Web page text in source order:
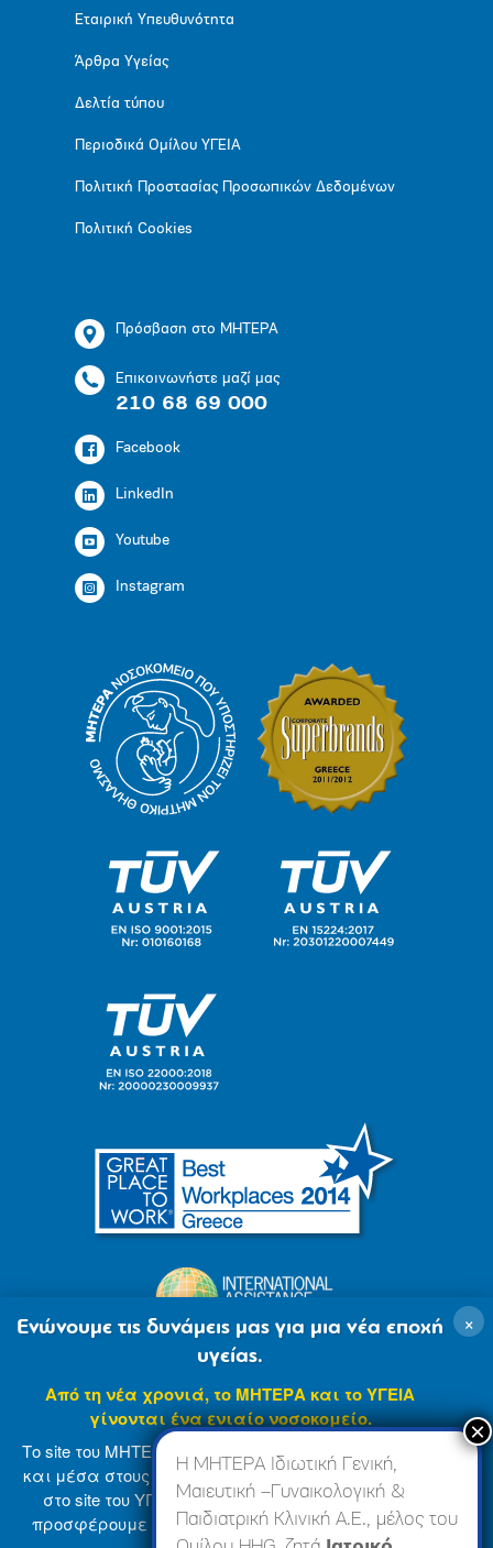
Εταιρική Υπευθυνότητα
Άρθρα Υγείας
Δελτία τύπου
Περιοδικά Ομίλου ΥΓΕΙΑ
Πολιτική Προστασίας Προσωπικών Δεδομένων
Πολιτική Cookies
Πρόσβαση στο ΜΗΤΕΡΑ
Επικοινωνήστε μαζί μας
210 68 69 000
Facebook
LinkedIn
Youtube
Instagram
© 2007-2024 ΜΗΤΕΡΑ Α.Ε Όροι Χρήσης
Η ΜΗΤΕΡΑ Ιδιωτική Γενική,
Μαιευτική –Γυναικολογική &
Παιδιατρική Κλινική Α.Ε., μέλος του
×
Ενώνουμε τις δυνάμεις μας για μια νέα εποχή
υγείας.
Από τη νέα χρονιά, το ΜΗΤΕΡΑ και το ΥΓΕΙΑ
γίνονται ένα ενιαίο νοσοκομείο.
Το site του ΜΗΤΕΡΑ βρίσκεται σε φάση ανανέωσης
και μέσα στους επόμενους μήνες θα ενσωματωθεί
στο site του ΥΓΕΙΑ (www.hygeia.gr), ώστε να σας
προσφέρουμε μια πιο ολοκληρωμένη και ενιαία